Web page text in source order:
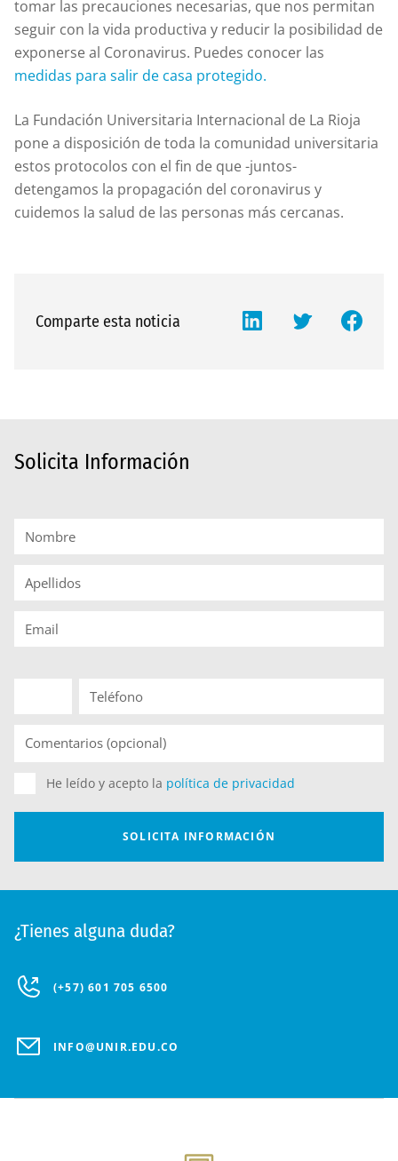
tomar las precauciones necesarias, que nos permitan
seguir con la vida productiva y reducir la posibilidad de
exponerse al Coronavirus. Puedes conocer las
medidas para salir de casa protegido.
La Fundación Universitaria Internacional de La Rioja
pone a disposición de toda la comunidad universitaria
estos protocolos con el fin de que -juntos-
detengamos la propagación del coronavirus y
cuidemos la salud de las personas más cercanas.
Comparte esta noticia
Solicita Información
¿Tienes alguna duda?
(+57) 601 705 6500
INFO@UNIR.EDU.CO